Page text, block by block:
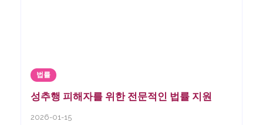
법률
성추행 피해자를 위한 전문적인 법률 지원
2026-01-15